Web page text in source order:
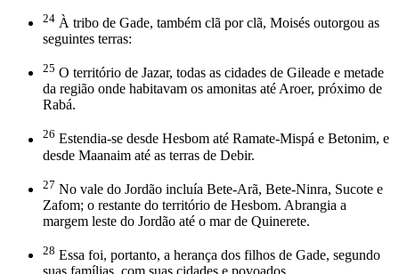
24 À tribo de Gade, também clã por clã, Moisés outorgou as
seguintes terras:
25 O território de Jazar, todas as cidades de Gileade e metade
da região onde habitavam os amonitas até Aroer, próximo de
Rabá.
26 Estendia-se desde Hesbom até Ramate-Mispá e Betonim, e
desde Maanaim até as terras de Debir.
27 No vale do Jordão incluía Bete-Arã, Bete-Ninra, Sucote e
Zafom; o restante do território de Hesbom. Abrangia a
margem leste do Jordão até o mar de Quinerete.
28 Essa foi, portanto, a herança dos filhos de Gade, segundo